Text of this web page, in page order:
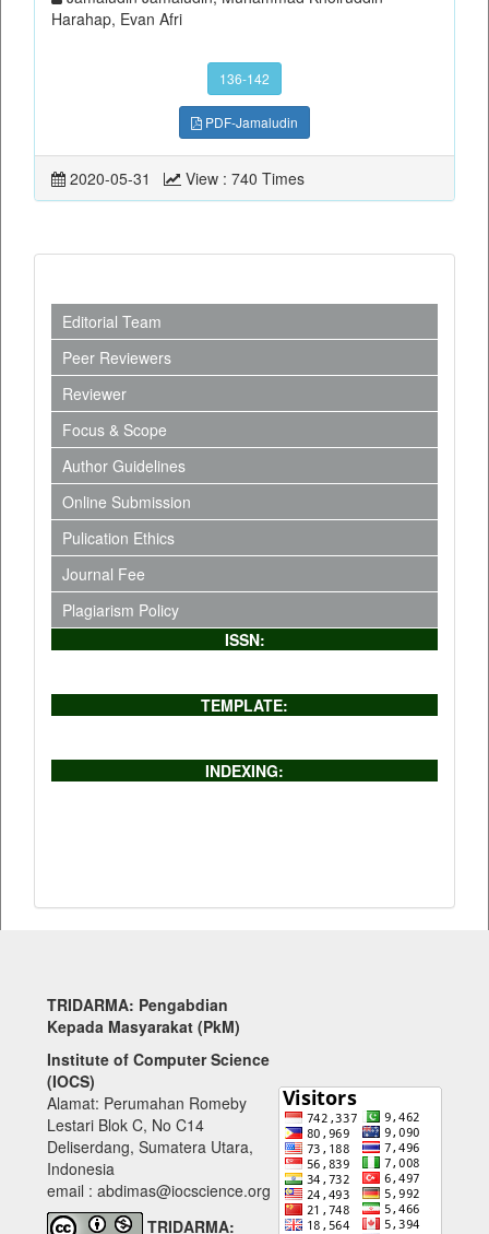
Harahap, Evan Afri
136-142
PDF-Jamaludin
2020-05-31 View : 740 Times
Editorial Team
Peer Reviewers
Reviewer
Focus & Scope
Author Guidelines
Online Submission
Pulication Ethics
Journal Fee
Plagiarism Policy
ISSN:
TEMPLATE:
INDEXING:
TRIDARMA: Pengabdian
Kepada Masyarakat (PkM)
Institute of Computer Science
(IOCS)
Alamat: Perumahan Romeby
Lestari Blok C, No C14
Deliserdang, Sumatera Utara,
Indonesia
email : abdimas@iocscience.org
TRIDARMA: